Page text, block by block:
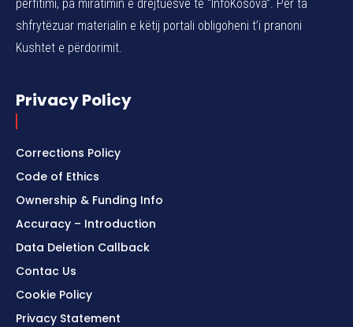
përfitimi, pa miratimin e drejtuesve të “InfoKosova”. Për ta
shfrytëzuar materialin e këtij portali obligoheni t’i pranoni
Kushtet e përdorimit.
Privacy Policy
Corrections Policy
Code of Ethics
Ownership & Funding Info
Accuracy – Introduction
Data Deletion Callback
Contac Us
Cookie Policy
Privacy Statement